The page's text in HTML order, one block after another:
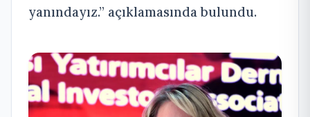
yanındayız.” açıklamasında bulundu.